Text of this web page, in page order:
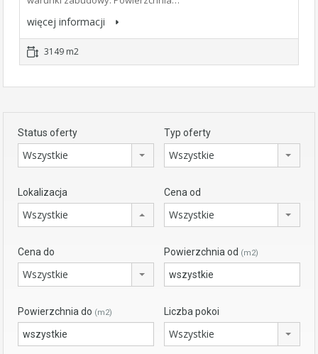
więcej informacji
3149 m2
Status oferty
Wszystkie
Typ oferty
Wszystkie
Lokalizacja
Wszystkie
Cena od
Wszystkie
Cena do
Wszystkie
Powierzchnia od (m2)
Powierzchnia do (m2) Liczba pokoi
Wszystkie